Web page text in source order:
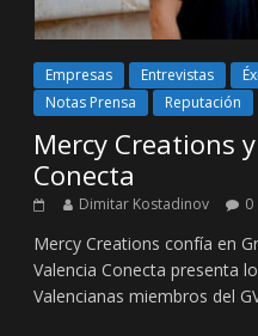
Empresas Entrevistas
Notas Prensa
Reputación
Mercy Creations
Conecta
Dimitar Kostadinov 0
Mercy Creations confía en
Valencia Conecta presenta
Valencianas miembros del